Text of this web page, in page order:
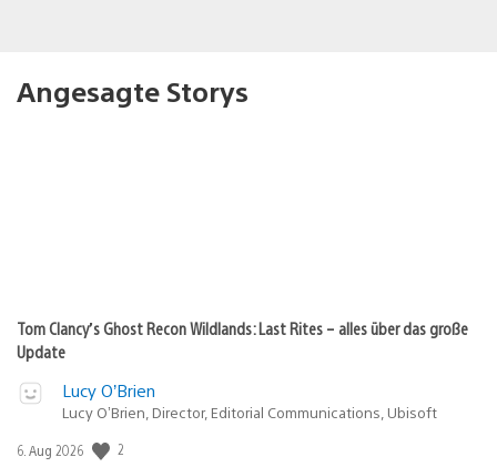
Angesagte Storys
Tom Clancy’s Ghost Recon Wildlands: Last Rites – alles über das große
Update
Lucy O’Brien
Lucy O’Brien, Director, Editorial Communications, Ubisoft
Veröffentlichungsdatum:
6. Aug 2026 2